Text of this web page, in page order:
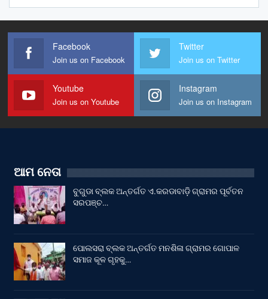
Facebook
Join us on Facebook
Twitter
Join us on Twitter
Youtube
Join us on Youtube
Instagram
Join us on Instagram
ଆମ ନେତା
ବୁଗୁଡା ବ୍ଲକ ଅନ୍ତର୍ଗତ ଏ.କରଡାବାଡ଼ି ଗ୍ରାମର ପୂର୍ବତନ
ସରପଞ୍ଚ…
ପୋଲସରା ବ୍ଲକ ଅନ୍ତର୍ଗତ ମନଶିଳା ଗ୍ରାମର ଗୋପାଳ
ସମାଜ କୂଳ ଗୃହକୁ…